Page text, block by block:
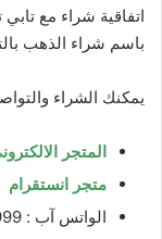
اتفاقية شراء مع
باسم شراء الذهب
يمكنك الشراء
المتجر
متجر انستقرام
الواتس آب : 966565534999+